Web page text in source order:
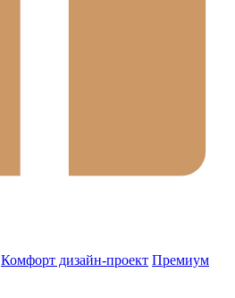
Комфорт дизайн-проект Премиум